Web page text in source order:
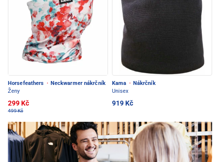
Horsefeathers · Neckwarmer nákrčník
Ženy
299 Kč
499 Kč
Kama · Nákrčník
Unisex
919 Kč